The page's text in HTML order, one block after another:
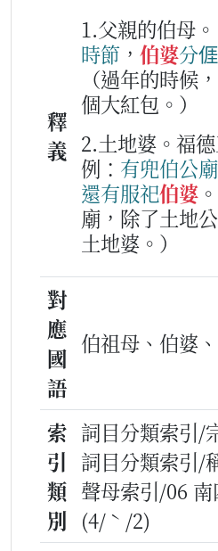
釋
義
1.父親的伯母。
時節 ， 伯婆分𠊎
（過年的時候
個大紅包。）
2.土地婆。福
例： 有兜伯公廟
還有服祀伯婆 。
廟，除了土地
土地婆。）
對
應
國
語
伯祖母、伯婆
索
引
類
別
詞目分類索引/
詞目分類索引/
聲母索引/06
(4/ˋ/2)